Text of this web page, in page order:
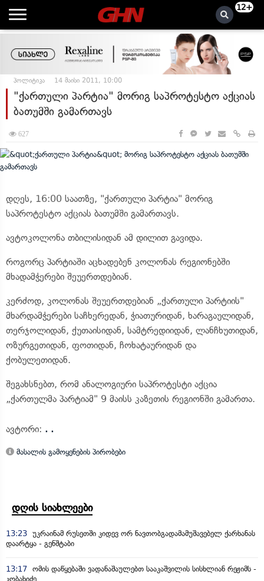
12+
პოლიტიკა 14 მაისი 2011, 10:00
"ქართული პარტია" მორიგ საპროტესტო აქციას
ბათუმში გამართავს
627
დღეს, 16:00 საათზე, "ქართული პარტია" მორიგ
საპროტესტო აქციას ბათუმში გამართავს.
ავტოკოლონა თბილისიდან ამ დილით გავიდა.
როგორც პარტიაში აცხადებენ კოლონას რეგიონებში
მხადამჭერები შეუერთდებიან.
კერძოდ, კოლონას შეუერთდებიან „ქართული პარტიის"
მხარდამჭერები საჩხერედან, ჭიათურიდან, ხარაგაულიდან,
თერჯოლიდან, ქუთაისიდან, სამტრედიიდან, ლანჩხუთიდან,
ოზურგეთიდან, ფოთიდან, ჩოხატაურიდან და
ქობულეთიდან.
შეგახსნებთ, რომ ანალოგიური საპროტესტი აქცია
„ქართულმა პარტიამ" 9 მაისს კაზეთის რეგიონში გამართა.
ავტორი: . .
მასალის გამოყენების პირობები
დღის სიახლეები
13:23 უკრაინამ რუსეთში კიდევ ორ ნავთობგადამამუშავებელ ქარხანას
დაარტყა - გენშტაბი
13:17 ომის დაწყებაში ვადანაშაულებთ სააკაშვილის სისხლიან რეჟიმს -
კობახიძე